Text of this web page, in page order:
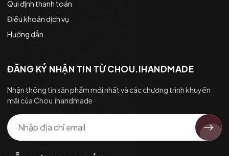
Qui định thanh toán
Điều khoản dịch vụ
Hướng dẫn
ĐĂNG KÝ NHẬN TIN TỪ CHOU.IHANDMADE
Nhận thông tin sản phẩm mới nhất và các chương trình khuyến
mãi của Chou.ihandmade